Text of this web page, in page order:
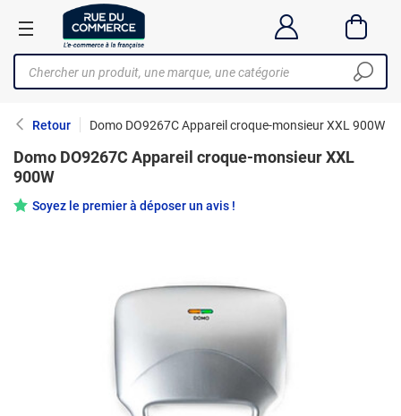
Retour Domo DO9267C Appareil croque-monsieur XXL 900W
Domo DO9267C Appareil croque-monsieur XXL
900W
Soyez le premier à déposer un avis !